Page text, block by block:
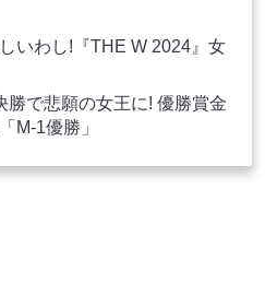
いわし!『THE W 2024』女
勝で悲願の女王に! 優勝賞金
M-1優勝」